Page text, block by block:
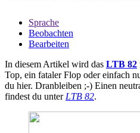
Sprache
Beobachten
Bearbeiten
In diesem Artikel wird das LTB 82
Top, ein fataler Flop oder einfach
du hier. Dranbleiben ;-) Einen
findest du unter LTB 82.